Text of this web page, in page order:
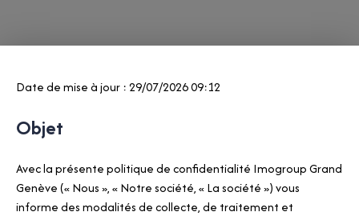
Date de mise à jour : 29/07/2026 09:12
Objet
Avec la présente politique de confidentialité Imogroup Grand
Genève (« Nous », « Notre société, « La société ») vous
informe des modalités de collecte, de traitement et